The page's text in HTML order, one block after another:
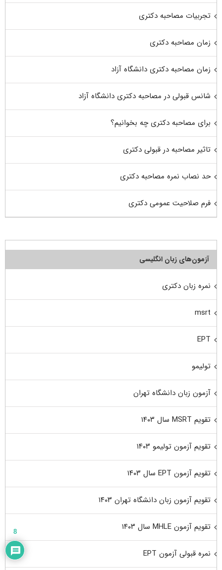
تجربیات مصاحبه دکتری
زمان مصاحبه دکتری
زمان مصاحبه دکتری دانشگاه آزاد
شانس قبولی در مصاحبه دکتری دانشگاه آزاد
برای مصاحبه دکتری چه بخوانیم؟
تاثیر مصاحبه در قبولی دکتری
حد نصاب نمره مصاحبه دکتری
فرم صلاحیت عمومی دکتری
آزمون‌های زبان انگلیسی
نمره زبان دکتری
msrt
EPT
تولیمو
آزمون زبان دانشگاه تهران
تقویم MSRT سال ۱۴۰۳
تقویم آزمون تولیمو ۱۴۰۳
تقویم آزمون EPT سال ۱۴۰۳
تقویم آزمون زبان دانشگاه تهران ۱۴۰۳
تقویم آزمون MHLE سال ۱۴۰۳
نمره قبولی آزمون EPT
8